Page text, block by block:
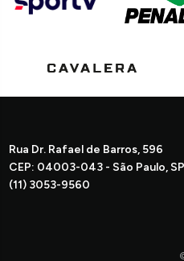
Rua Dr. Rafael de Barros, 596
CEP: 04003-043 - São Paulo, SP
(11) 3053-9560